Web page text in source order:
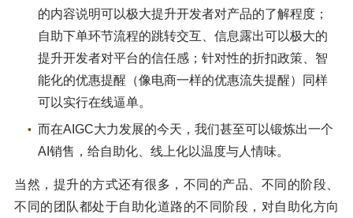
的内容说明可以极大提升开发者对产品的了解程度；
自助下单环节流程的跳转交互、信息露出可以极大的
提升开发者对平台的信任感；针对性的折扣政策、智
能化的优惠提醒（像电商一样的优惠流失提醒）同样
可以实行在线逼单。
而在AIGC大力发展的今天，我们甚至可以锻炼出一个
AI销售，给自助化、线上化以温度与人情味。
当然，提升的方式还有很多，不同的产品、不同的阶段、
不同的团队都处于自助化道路的不同阶段，对自助化方向